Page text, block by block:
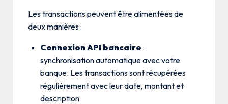
Les transactions peuvent être alimentées de
deux manières :
Connexion API bancaire :
synchronisation automatique avec votre
banque. Les transactions sont récupérées
régulièrement avec leur date, montant et
description